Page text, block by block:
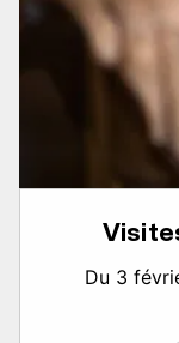
Du 3